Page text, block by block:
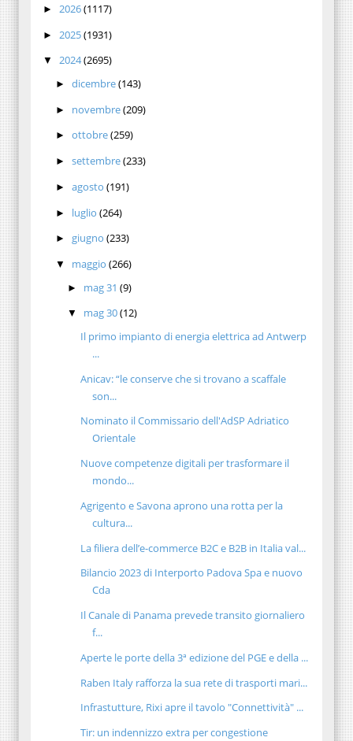
► 2026(1117)
► 2025(1931)
▼ 2024(2695)
► dicembre(143)
► novembre(209)
► ottobre(259)
► settembre(233)
► agosto (191)
► luglio (264)
► giugno (233)
▼ maggio (266)
► mag 31(9)
▼ mag 30(12)
Il primo impianto di energia elettrica ad Antwerp
...
Anicav: “le conserve che si trovano a scaffale
son...
Nominato il Commissario dell'AdSP Adriatico
Orientale
Nuove competenze digitali per trasformare il
mondo...
Agrigento e Savona aprono una rotta per la
cultura...
La filiera dell’e-commerce B2C e B2B in Italia val...
Bilancio 2023 di Interporto Padova Spa e nuovo
Cda
Il Canale di Panama prevede transito giornaliero
f...
Aperte le porte della 3ª edizione del PGE e della ...
Raben Italy rafforza la sua rete di trasporti mari...
Infrastutture, Rixi apre il tavolo "Connettività" ...
Tir: un indennizzo extra per congestione